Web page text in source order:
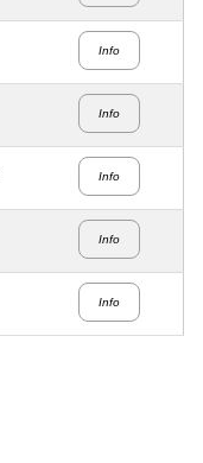
Info
Info
Info
Info
Info